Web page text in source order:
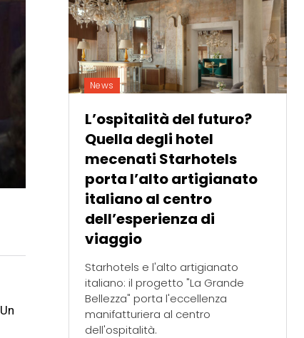
News
L’ospitalità del futuro?
Quella degli hotel
mecenati Starhotels
porta l’alto artigianato
italiano al centro
dell’esperienza di
viaggio
Starhotels e l'alto artigianato
italiano: il progetto "La Grande
Bellezza" porta l'eccellenza
manifatturiera al centro
dell'ospitalità.